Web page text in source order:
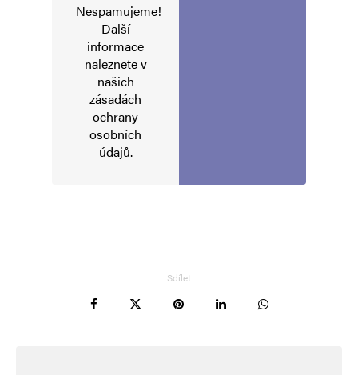
Nespamujeme!
Další
informace
naleznete v
našich
zásadách
ochrany
osobních
údajů.
Sdílet